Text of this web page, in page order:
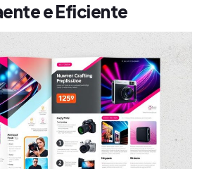
e Eficiente